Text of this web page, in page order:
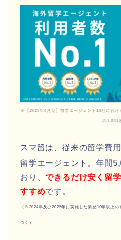
※【2025年4月期】留学エージェント10社にお
の1,031
スマ留は、従来の留学費
留学エージェント。年間
おり、できるだけ安く留
すすめです。
（※2024年及び2025年に実施した業歴10年以上
づく）